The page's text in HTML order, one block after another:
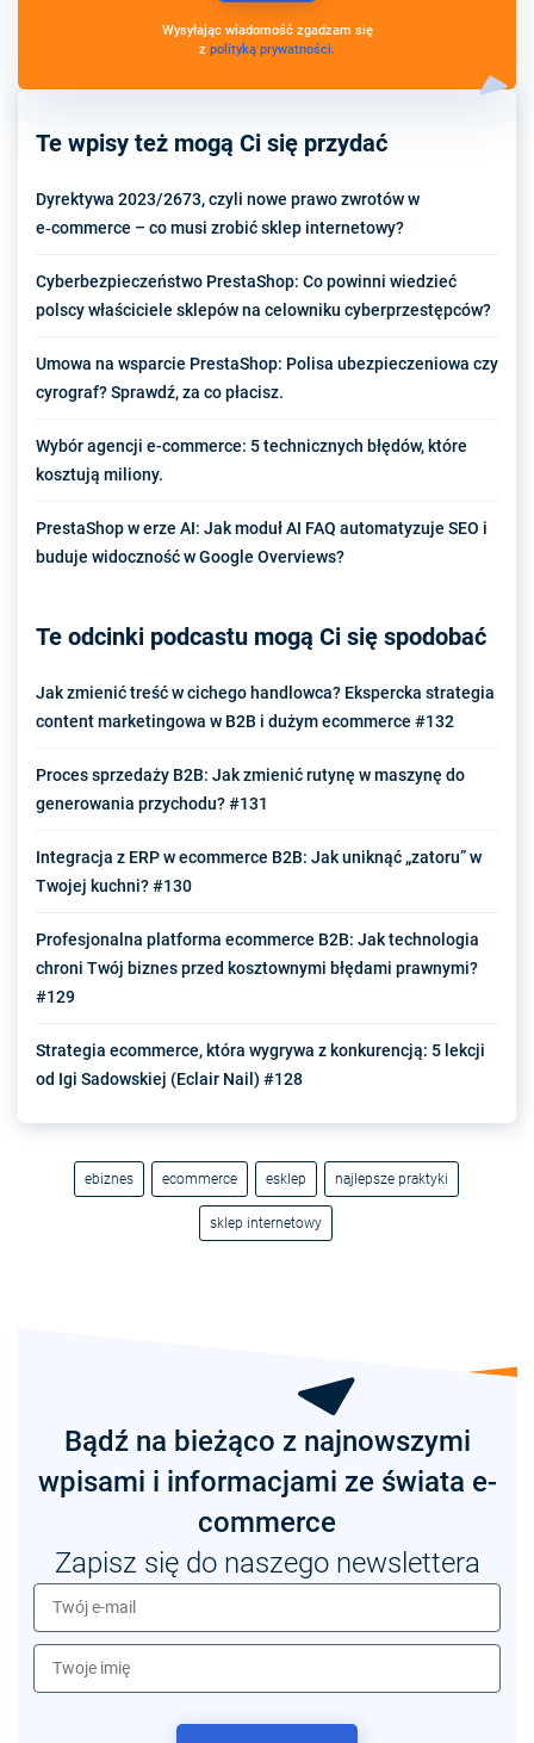
Te wpisy też mogą Ci się przydać
Dyrektywa 2023/2673, czyli nowe prawo zwrotów w
e‑commerce – co musi zrobić sklep internetowy?
Cyberbezpieczeństwo PrestaShop: Co powinni wiedzieć
polscy właściciele sklepów na celowniku cyberprzestępców?
Umowa na wsparcie PrestaShop: Polisa ubezpieczeniowa czy
cyrograf? Sprawdź, za co płacisz.
Wybór agencji e-commerce: 5 technicznych błędów, które
kosztują miliony.
PrestaShop w erze AI: Jak moduł AI FAQ automatyzuje SEO i
buduje widoczność w Google Overviews?
Te odcinki podcastu mogą Ci się spodobać
Jak zmienić treść w cichego handlowca? Ekspercka strategia
content marketingowa w B2B i dużym ecommerce #132
Proces sprzedaży B2B: Jak zmienić rutynę w maszynę do
generowania przychodu? #131
Integracja z ERP w ecommerce B2B: Jak uniknąć „zatoru” w
Twojej kuchni? #130
Profesjonalna platforma ecommerce B2B: Jak technologia
chroni Twój biznes przed kosztownymi błędami prawnymi?
#129
Strategia ecommerce, która wygrywa z konkurencją: 5 lekcji
od Igi Sadowskiej (Eclair Nail) #128
Wysyłając wiadomość zgadzam się
z polityką prywatności.
ebiznes ecommerce esklep najlepsze praktyki
sklep internetowy
Bądź na bieżąco z najnowszymi
wpisami i informacjami ze świata e-
commerce
Zapisz się do naszego newslettera